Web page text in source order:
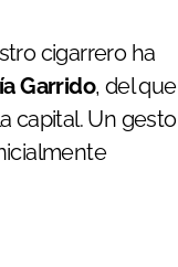
cigarrero ha
Garrido, del que
capital. Un gesto